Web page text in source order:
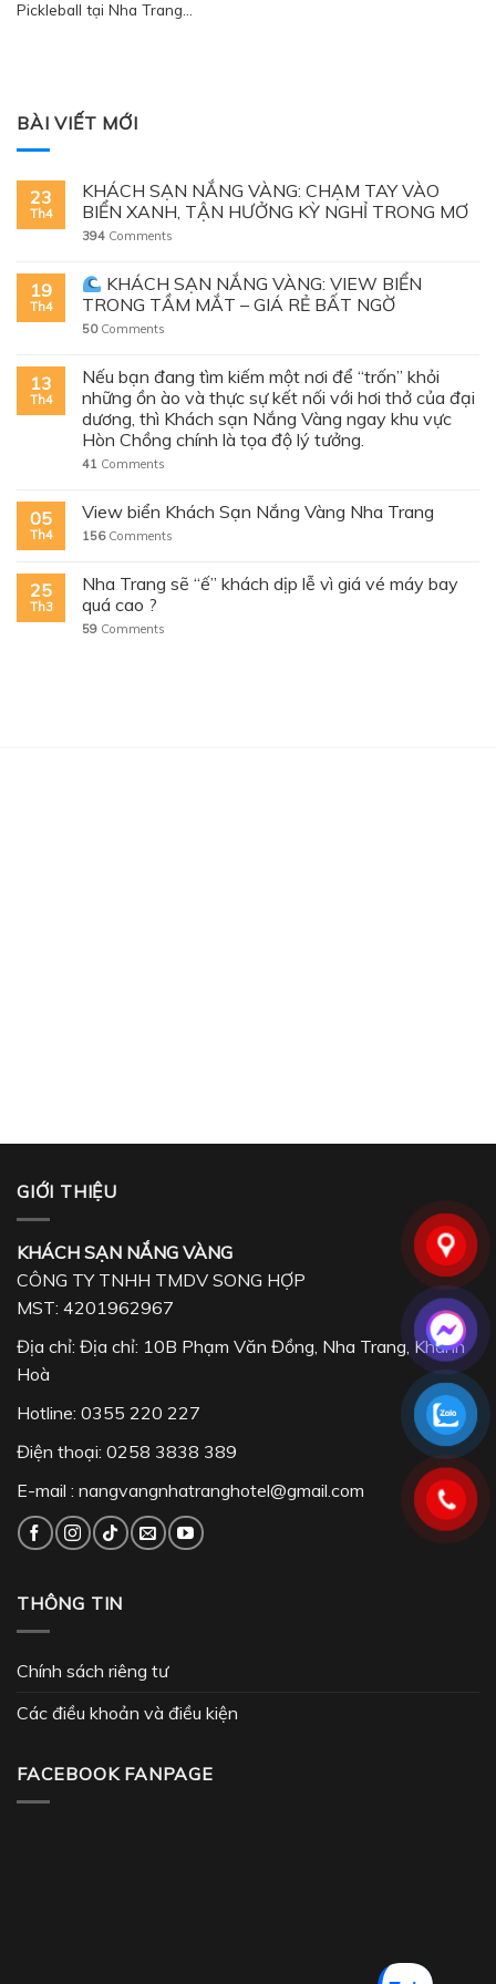
Pickleball tại Nha Trang...
BÀI VIẾT MỚI
23
Th4
KHÁCH SẠN NẮNG VÀNG: CHẠM TAY VÀO
BIỂN XANH, TẬN HƯỞNG KỲ NGHỈ TRONG MƠ
394 Comments
19
Th4
KHÁCH SẠN NẮNG VÀNG: VIEW BIỂN
TRONG TẦM MẮT – GIÁ RẺ BẤT NGỜ
50Comments
13
Th4
Nếu bạn đang tìm kiếm một nơi để “trốn” khỏi
những ồn ào và thực sự kết nối với hơi thở của đại
dương, thì Khách sạn Nắng Vàng ngay khu vực
Hòn Chồng chính là tọa độ lý tưởng.
41 Comments
05
Th4
View biển Khách Sạn Nắng Vàng Nha Trang
156Comments
25
Th3
Nha Trang sẽ “ế” khách dịp lễ vì giá vé máy bay
quá cao ?
59 Comments
GIỚI THIỆU
KHÁCH SẠN NẮNG VÀNG
CÔNG TY TNHH TMDV SONG HỢP
MST: 4201962967
Địa chỉ: Địa chỉ: 10B Phạm Văn Đồng, Nha Trang, Khánh
Hoà
Hotline: 0355 220 227
Điện thoại: 0258 3838 389
E-mail : nangvangnhatranghotel@gmail.com
THÔNG TIN
Chính sách riêng tư
Các điều khoản và điều kiện
FACEBOOK FANPAGE